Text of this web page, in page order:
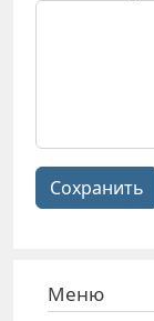
Сохранить
Меню